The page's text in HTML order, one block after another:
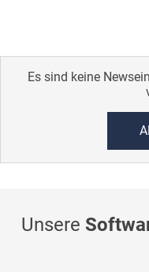
Es sind keine
Unsere